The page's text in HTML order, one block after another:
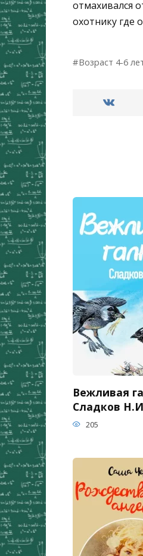
отмахивался
охотнику где
Возраст 4-6
Вежливая
Сладков
205